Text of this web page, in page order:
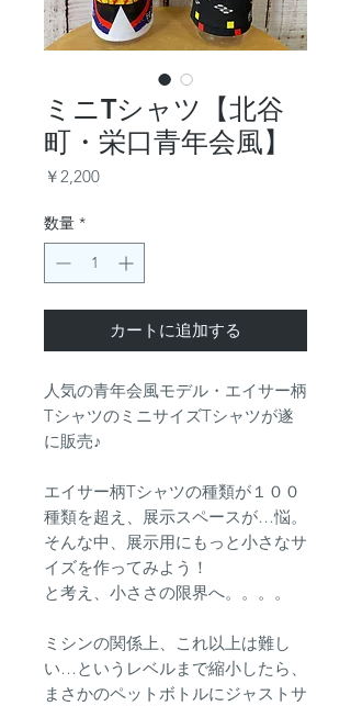
ミニTシャツ【北谷
町・栄口青年会風】
￥2,200価
数量 *
カートに追加する
人気の青年会風モデル・エイサー柄
TシャツのミニサイズTシャツが遂
に販売♪
エイサー柄Tシャツの種類が１００
種類を超え、展示スペースが…悩。
そんな中、展示用にもっと小さなサ
イズを作ってみよう！
と考え、小ささの限界へ。。。。
ミシンの関係上、これ以上は難し
い…というレベルまで縮小したら、
まさかのペットボトルにジャストサ